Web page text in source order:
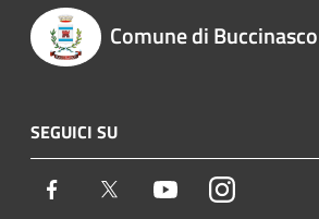
Comune di Buccinasco
SEGUICI SU
Facebook Twitter YoutubeInstagram